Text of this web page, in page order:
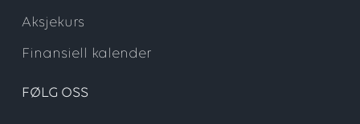
Aksjekurs
Finansiell kalender
FØLG OSS